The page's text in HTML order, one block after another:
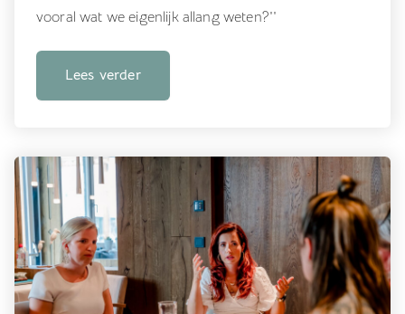
vooral wat we eigenlijk allang weten?''
Lees verder